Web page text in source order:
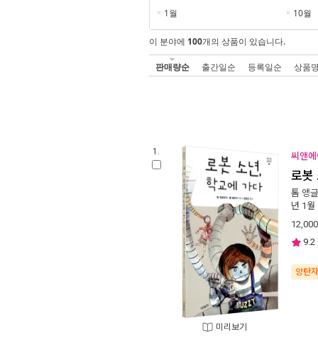
1월
10월
이 분야에 100개의 상품이 있습니다.
판매량순 출간일순 등록일순 상품
1.
미리보기
씨앤
로봇
톰 앵
년 1월
12,000
9.2
양탄